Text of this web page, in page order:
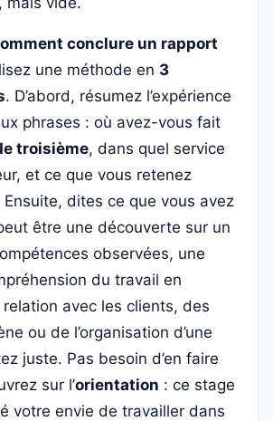
conclure un rapport
une méthode en 3
. D’abord, résumez l’expérience
phrases : où avez-vous fait
troisième, dans quel service
et ce que vous retenez
dites ce que vous avez
être une découverte sur un
observées, une
du travail en
avec les clients, des
ou de l’organisation d’une
juste. Pas besoin d’en faire
sur l’orientation : ce stage
votre envie de travailler dans